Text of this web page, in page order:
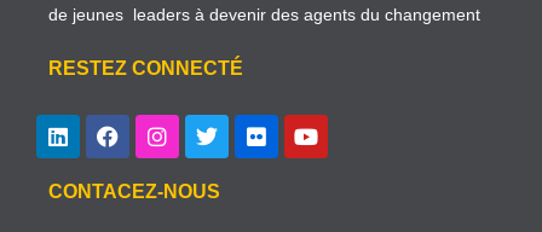
de jeunes leaders à devenir des agents du changement
RESTEZ CONNECTÉ
CONTACEZ-NOUS